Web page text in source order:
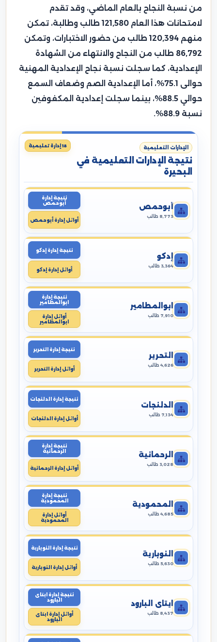
من نسبة النجاح بالعام الماضي، وقد تقدم
لامتحانات هذا العام 121,580 طالب وطالبة، تمكن
منهم 120,394 طالب من حضور الاختبارات، وتمكن
86,792 طالب من النجاح والانتهاء من الشهادة
الإعدادية، كما سجلت نسبة نجاح الإعدادية المهنية
حوالى 75.1%، أما الإعدادية الصم وضعاف السمع
حوالي 88.5%، بينما سجلت إعدادية المكفوفين
نسبة 88.9%.
الإدارات التعليمية
نتيجة الإدارات التعليمية في
البحيرة
18 إدارة تعليمية
أبوحمص
8,773 طالب
نتيجة إدارة
أبوحمص
أوائل إدارة أبوحمص
إدكو
3,364 طالب
نتيجة إدارة إدكو
أوائل إدارة إدكو
ابوالمطامير
7,910 طالب
نتيجة إدارة
ابوالمطامير
أوائل إدارة
ابوالمطامير
التحرير
4,626 طالب
نتيجة إدارة التحرير
أوائل إدارة التحرير
الدلنجات
7,134 طالب
نتيجة إدارة الدلنجات
أوائل إدارة الدلنجات
الرحمانية
3,028 طالب
نتيجة إدارة
الرحمانية
أوائل إدارة الرحمانية
المحمودية
4,685 طالب
نتيجة إدارة
المحمودية
أوائل إدارة
المحمودية
النوبارية
5,630 طالب
نتيجة إدارة النوبارية
أوائل إدارة النوبارية
ايتاى البارود
8,437 طالب
نتيجة إدارة ايتاى
البارود
أوائل إدارة ايتاى
البارود